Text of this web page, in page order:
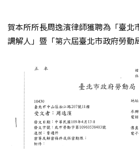
賀本所所長周逸濱律師獲聘為「臺北
調解人」暨「第六屆臺北市政府勞動